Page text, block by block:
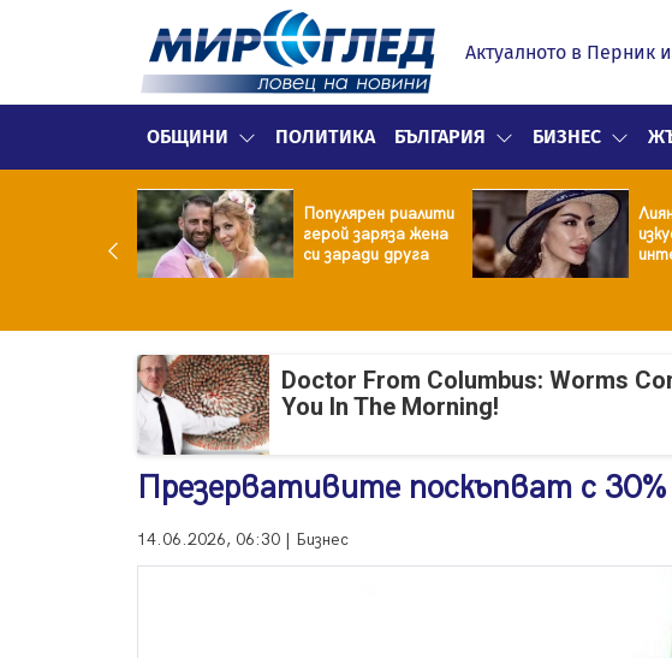
Актуалното в Перник
ОБЩИНИ ПОЛИТИКА БЪЛГАРИЯ БИЗНЕС
Популярен риалити
герой заряза жена
си заради друга
Doctor From Columbus: Worms
You In The Morning!
Презервативите поскъпват с 30%
14.06.2026, 06:30 | Бизнес